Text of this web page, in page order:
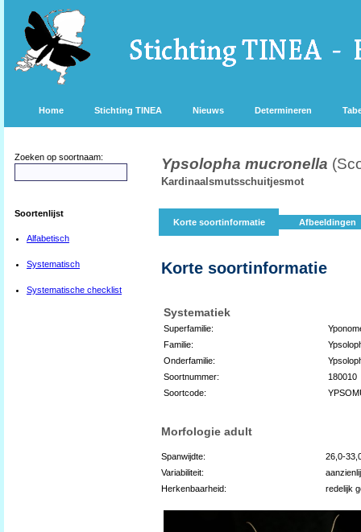
Home Stichting TINEA Nieuws Determineren
Zoeken op soortnaam:
Soortenlijst
Alfabetisch
Systematisch
Systematische checklist
Ypsolopha mucronella
Kardinaalsmutsschuitjesmot
Korte soortinformatie Afbeeldingen
Korte soortinformatie
Systematiek
Superfamilie:
Familie:
Onderfamilie:
Soortnummer:
180010
Soortcode:
Morfologie adult
Spanwijdte:
26,0-
Variabiliteit:
Herkenbaarheid:
redelijk